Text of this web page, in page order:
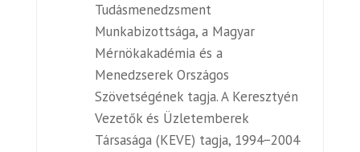
Tudásmenedzsment
Munkabizottsága, a Magyar
Mérnökakadémia és a
Menedzserek Országos
Szövetségének tagja. A Keresztyén
Vezetők és Üzletemberek
Társasága (KEVE) tagja, 1994−2004